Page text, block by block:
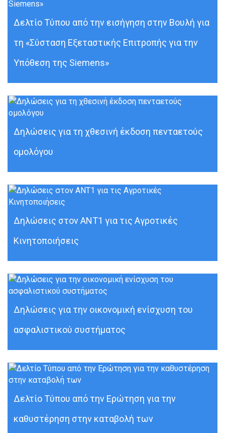
Δελτίο Τύπου από την εισήγηση στην Βουλή για
τη «Σύσταση Εξεταστικής Επιτροπής για την
Υπόθεση της Siemens»
Δηλώσεις για τη χθεσινή έκδοση πενταετούς
ομολόγου
Δηλώσεις στον ΑΝΤ1 για τις Αγροτικές
Κινητοποιήσεις
Δηλώσεις για την οικονομική ενίσχυση του
ασφαλιστικού συστήματος
Δελτίο Τύπου από την Ερώτηση για την
καθυστέρηση στην καταβολή των